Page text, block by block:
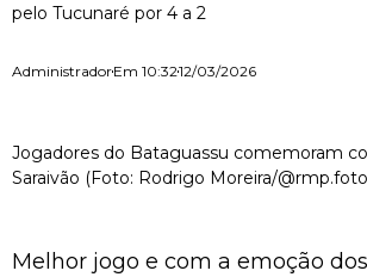
pelo Tucunaré por 4 a 2
AdministradorEm 10:3212/03/2026
Jogadores do Bataguassu comemoram
Saraivão (Foto: Rodrigo Moreira/
Melhor jogo e com a emoção